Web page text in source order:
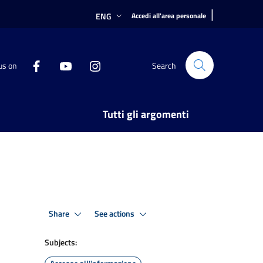
ENG Accedi all'area personale |
on Search
Tutti gli argomenti
Share See actions
Subjects: